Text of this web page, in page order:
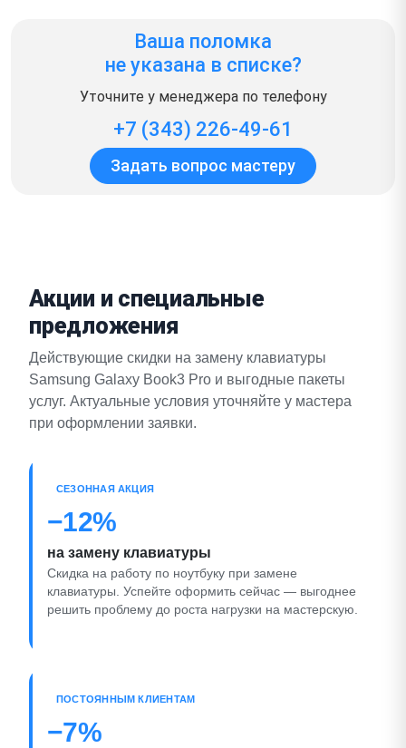
Ваша поломка
не указана в списке?
Уточните у менеджера по телефону
+7 (343) 226-49-61
Задать вопрос мастеру
Акции и специальные
предложения
Действующие скидки на замену клавиатуры
Samsung Galaxy Book3 Pro и выгодные пакеты
услуг. Актуальные условия уточняйте у мастера
при оформлении заявки.
СЕЗОННАЯ АКЦИЯ
−12%
на замену клавиатуры
Скидка на работу по ноутбуку при замене
клавиатуры. Успейте оформить сейчас — выгоднее
решить проблему до роста нагрузки на мастерскую.
ПОСТОЯННЫМ КЛИЕНТАМ
−7%